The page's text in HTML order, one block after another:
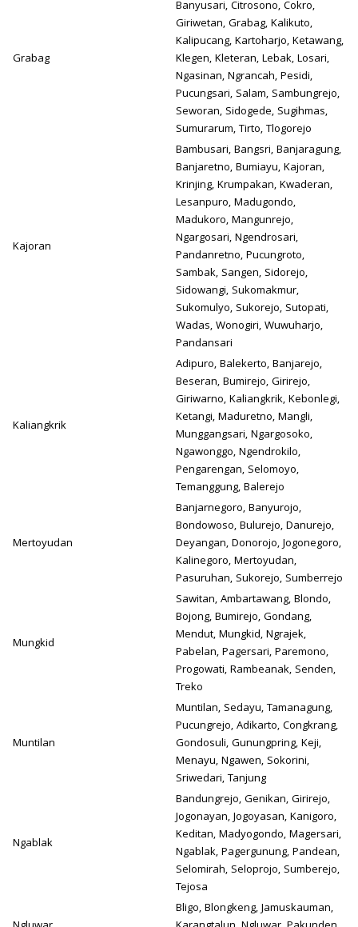
Grabag
Banyusari, Citrosono, Cokro,
Giriwetan, Grabag, Kalikuto,
Kalipucang, Kartoharjo, Ketawang,
Klegen, Kleteran, Lebak, Losari,
Ngasinan, Ngrancah, Pesidi,
Pucungsari, Salam, Sambungrejo,
Seworan, Sidogede, Sugihmas,
Sumurarum, Tirto, Tlogorejo
Kajoran
Bambusari, Bangsri, Banjaragung,
Banjaretno, Bumiayu, Kajoran,
Krinjing, Krumpakan, Kwaderan,
Lesanpuro, Madugondo,
Madukoro, Mangunrejo,
Ngargosari, Ngendrosari,
Pandanretno, Pucungroto,
Sambak, Sangen, Sidorejo,
Sidowangi, Sukomakmur,
Sukomulyo, Sukorejo, Sutopati,
Wadas, Wonogiri, Wuwuharjo,
Pandansari
Kaliangkrik
Adipuro, Balekerto, Banjarejo,
Beseran, Bumirejo, Girirejo,
Giriwarno, Kaliangkrik, Kebonlegi,
Ketangi, Maduretno, Mangli,
Munggangsari, Ngargosoko,
Ngawonggo, Ngendrokilo,
Pengarengan, Selomoyo,
Temanggung, Balerejo
Mertoyudan
Banjarnegoro, Banyurojo,
Bondowoso, Bulurejo, Danurejo,
Deyangan, Donorojo, Jogonegoro,
Kalinegoro, Mertoyudan,
Pasuruhan, Sukorejo, Sumberrejo
Mungkid
Sawitan, Ambartawang, Blondo,
Bojong, Bumirejo, Gondang,
Mendut, Mungkid, Ngrajek,
Pabelan, Pagersari, Paremono,
Progowati, Rambeanak, Senden,
Treko
Muntilan
Muntilan, Sedayu, Tamanagung,
Pucungrejo, Adikarto, Congkrang,
Gondosuli, Gunungpring, Keji,
Menayu, Ngawen, Sokorini,
Sriwedari, Tanjung
Ngablak
Bandungrejo, Genikan, Girirejo,
Jogonayan, Jogoyasan, Kanigoro,
Keditan, Madyogondo, Magersari,
Ngablak, Pagergunung, Pandean,
Selomirah, Seloprojo, Sumberejo,
Tejosa
Bligo, Blongkeng, Jamuskauman,